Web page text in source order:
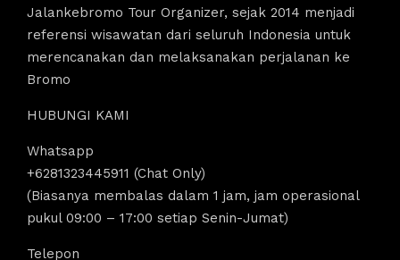
Jalankebromo Tour Organizer, sejak 2014 menjadi
referensi wisawatan dari seluruh Indonesia untuk
merencanakan dan melaksanakan perjalanan ke
Bromo
HUBUNGI KAMI
Whatsapp
+6281323445911 (Chat Only)
(Biasanya membalas dalam 1 jam, jam operasional
pukul 09:00 – 17:00 setiap Senin-Jumat)
Telepon